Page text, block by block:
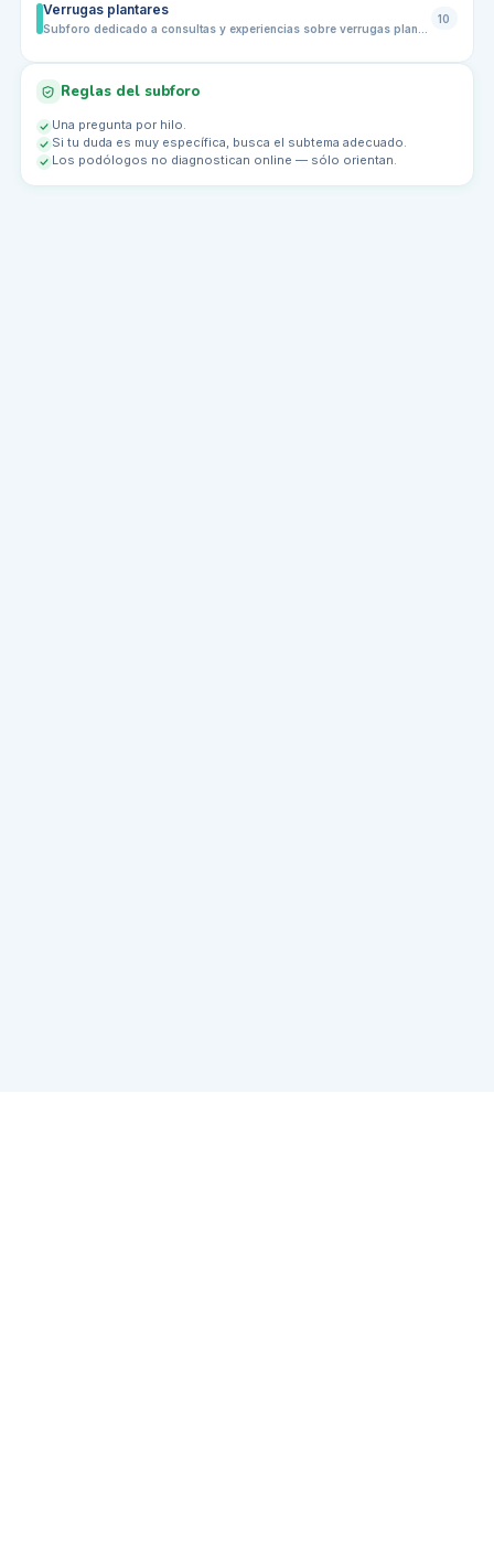
Verrugas plantares
10
Reglas del subforo
Una pregunta por hilo.
Si tu duda es muy específica, busca el subtema adecuado.
Los podólogos no diagnostican online — sólo orientan.